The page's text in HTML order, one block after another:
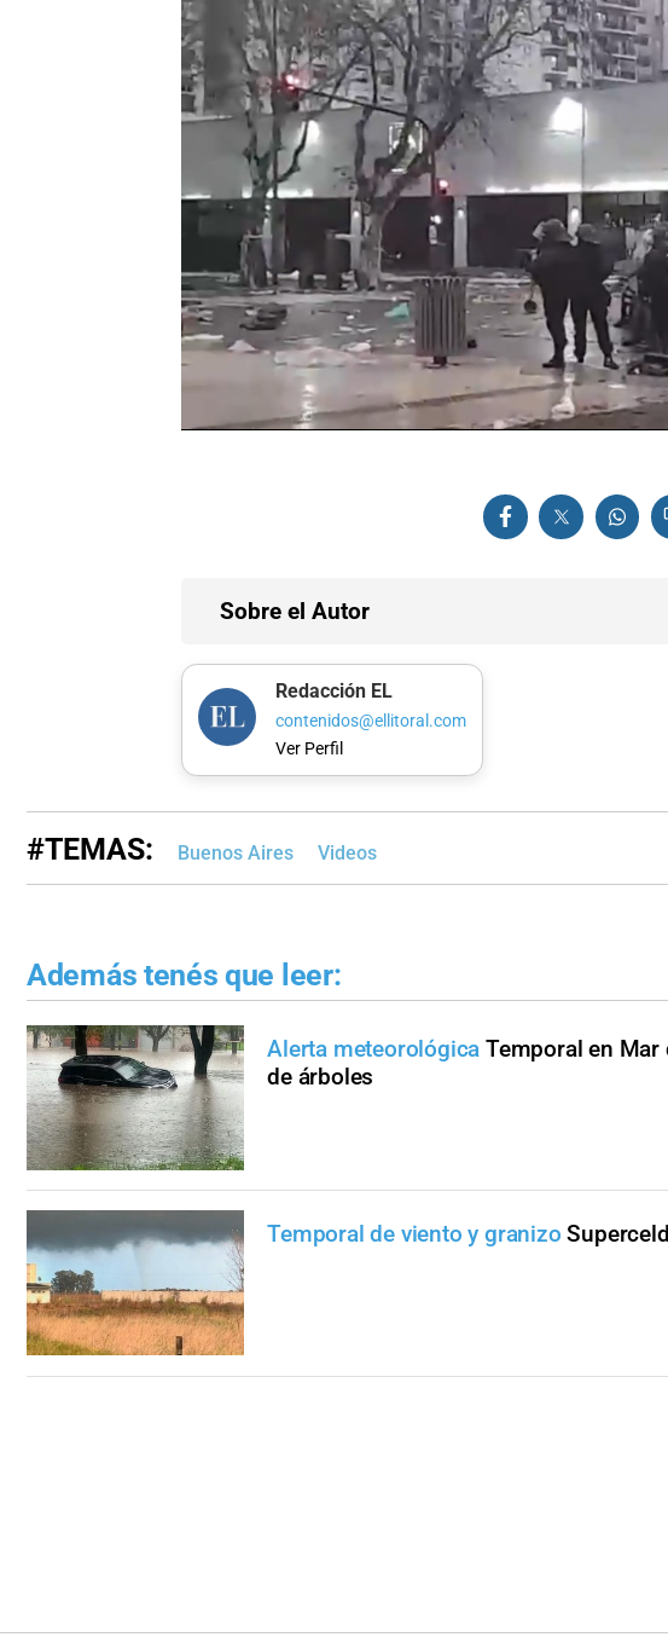
Sobre el Autor
Redacción EL
contenidos@ellitoral.com
Ver Perfil
#TEMAS: Buenos Aires Videos
Además tenés que leer:
Alerta meteorológica Temporal en Mar
de árboles
Temporal de viento y granizo